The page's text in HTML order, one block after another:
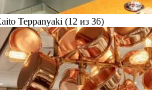
Teppanyaki (12 из 36)